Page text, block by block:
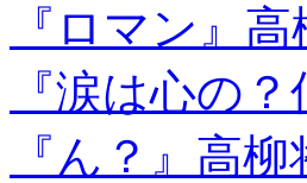
『ロマン』
『涙は心の
『ん？』高柳